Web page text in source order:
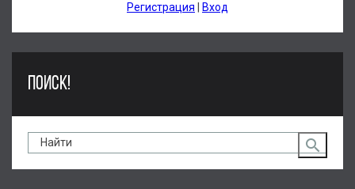
Регистрация
Вход
ПОИСК!